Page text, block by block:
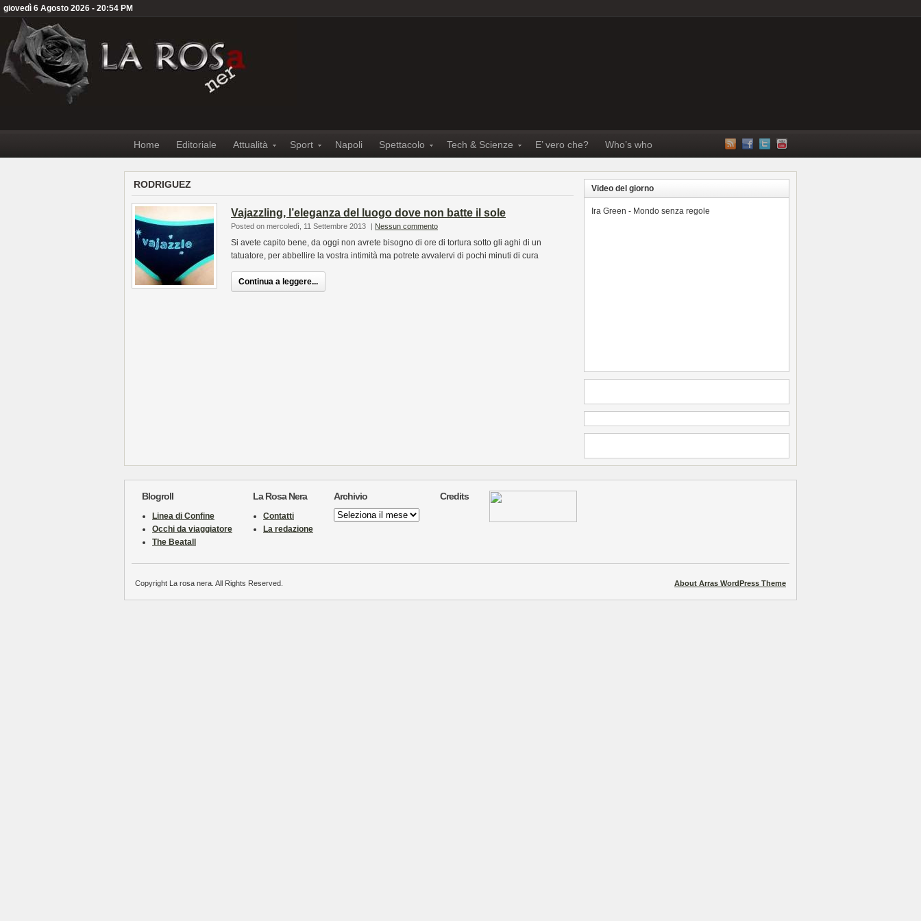
giovedì 6 Agosto 2026 - 20:54 PM
Home Editoriale Attualità Sport Napoli Spettacolo Tech & Scienze E’ vero che? Who’s who
RODRIGUEZ
Vajazzling, l’eleganza del luogo dove non batte il sole
Posted on mercoledì, 11 Settembre 2013 | Nessun commento
Si avete capito bene, da oggi non avrete bisogno di ore di tortura sotto gli aghi di un
tatuatore, per abbellire la vostra intimità ma potrete avvalervi di pochi minuti di cura
Continua a leggere...
Video del giorno
Ira Green - Mondo senza regole
Blogroll
Linea di Confine
Occhi da viaggiatore
The Beatall
La Rosa Nera
Contatti
La redazione
Archivio
Archivio
Credits
About Arras WordPress Theme
Copyright La rosa nera. All Rights Reserved.